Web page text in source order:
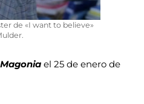
de «I want to believe»
Magonia el 25 de enero de